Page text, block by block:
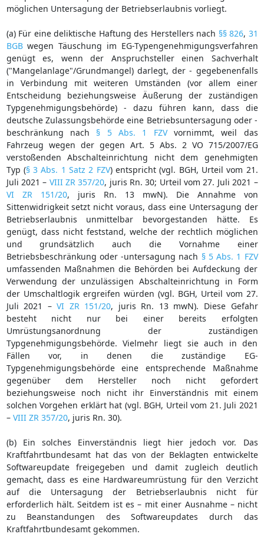
möglichen Untersagung der Betriebserlaubnis vorliegt.
(a) Für eine deliktische Haftung des Herstellers nach §§ 826, 31
BGBwegen Täuschung im EG-Typengenehmigungsverfahren
genügt es, wenn der Anspruchsteller einen Sachverhalt
("Mangelanlage"/Grundmangel) darlegt, der - gegebenenfalls
in Verbindung mit weiteren Umständen (vor allem einer
Entscheidung beziehungsweise Äußerung der zuständigen
Typgenehmigungsbehörde) - dazu führen kann, dass die
deutsche Zulassungsbehörde eine Betriebsuntersagung oder -
beschränkung nach § 5 Abs. 1 FZVvornimmt, weil das
Fahrzeug wegen der gegen Art. 5 Abs. 2 VO 715/2007/EG
verstoßenden Abschalteinrichtung nicht dem genehmigten
Typ (§ 3 Abs. 1 Satz 2 FZV) entspricht (vgl. BGH, Urteil vom 21.
Juli 2021 – VIII ZR 357/20, juris Rn. 30; Urteil vom 27. Juli 2021 –
VI ZR 151/20, juris Rn. 13 mwN). Die Annahme von
Sittenwidrigkeit setzt nicht voraus, dass eine Untersagung der
Betriebserlaubnis unmittelbar bevorgestanden hätte. Es
genügt, dass nicht feststand, welche der rechtlich möglichen
und grundsätzlich auch die Vornahme einer
Betriebsbeschränkung oder -untersagung nach § 5 Abs. 1 FZV
umfassenden Maßnahmen die Behörden bei Aufdeckung der
Verwendung der unzulässigen Abschalteinrichtung in Form
der Umschaltlogik ergreifen würden (vgl. BGH, Urteil vom 27.
Juli 2021 –VI ZR 151/20, juris Rn. 13 mwN). Diese Gefahr
besteht nicht nur bei einer bereits erfolgten
Umrüstungsanordnung der zuständigen
Typgenehmigungsbehörde. Vielmehr liegt sie auch in den
Fällen vor, in denen die zuständige EG-
Typgenehmigungsbehörde eine entsprechende Maßnahme
gegenüber dem Hersteller noch nicht gefordert
beziehungsweise noch nicht ihr Einverständnis mit einem
solchen Vorgehen erklärt hat (vgl. BGH, Urteil vom 21. Juli 2021
– VIII ZR 357/20, juris Rn. 30).
(b) Ein solches Einverständnis liegt hier jedoch vor. Das
Kraftfahrtbundesamt hat das von der Beklagten entwickelte
Softwareupdate freigegeben und damit zugleich deutlich
gemacht, dass es eine Hardwareumrüstung für den Verzicht
auf die Untersagung der Betriebserlaubnis nicht für
erforderlich hält. Seitdem ist es – mit einer Ausnahme – nicht
zu Beanstandungen des Softwareupdates durch das
Kraftfahrtbundesamt gekommen.